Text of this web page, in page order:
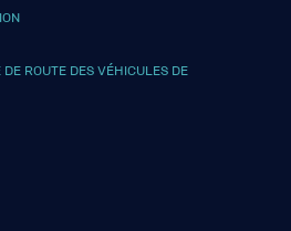
ROUTE DES VÉHICULES DE